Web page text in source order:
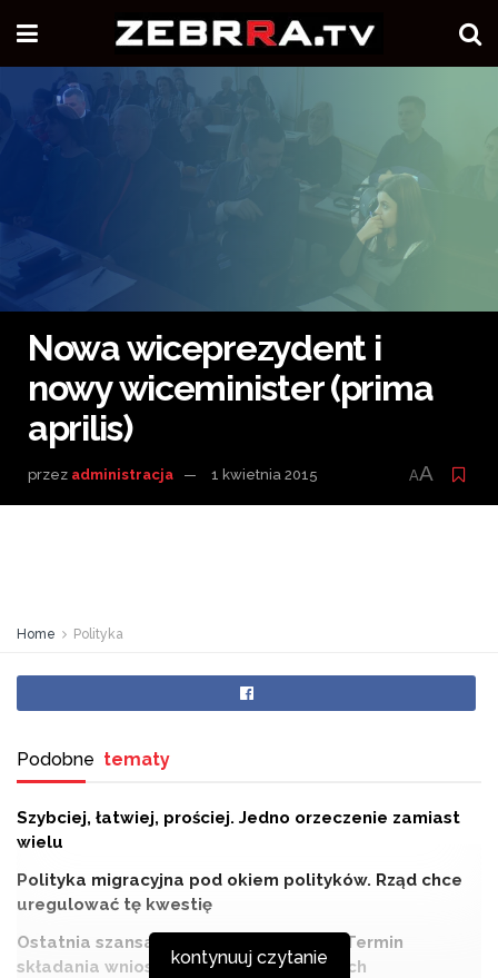
Nowa wiceprezydent i
nowy wiceminister (prima
aprilis)
przez administracja 1 kwietnia 2015 AA
Home Polityka
Podobne tematy
Szybciej, łatwiej, prościej. Jedno orzeczenie zamiast
wielu
Polityka migracyjna pod okiem polityków. Rząd chce
uregulować tę kwestię
Ostatnia szansa na bon energetyczny. Termin
składania wniosków kończy się na dniach
kontynuuj czytanie